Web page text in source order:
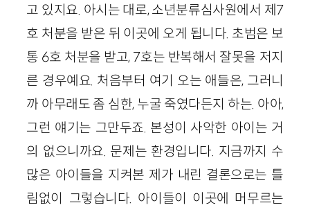
고 있지요. 아시는 대로, 소년분류심사원에서 제7
호 처분을 받은 뒤 이곳에 오게 됩니다. 초범은 보
통 6호 처분을 받고, 7호는 반복해서 잘못을 저지
른 경우예요. 처음부터 여기 오는 애들은, 그러니
까 아무래도 좀 심한, 누굴 죽였다든지 하는. 아아,
그런 얘기는 그만두죠. 본성이 사악한 아이는 거
의 없으니까요. 문제는 환경입니다. 지금까지 수
많은 아이들을 지켜본 제가 내린 결론으로는 틀
림없이 그렇습니다. 아이들이 이곳에 머무르는